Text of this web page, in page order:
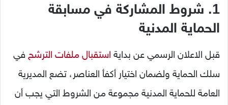
1. شروط المشاركة في مسابقة
الحماية المدنية
قبل الاعلان الرسمي عن بداية استقبال ملفات الترشح في
سلك الحماية ولضمان اختيار أكفأ العناصر، تضع المديرية
العامة للحماية المدنية مجموعة من الشروط التي يجب أن